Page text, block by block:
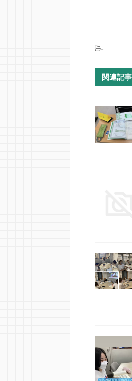
-
関連記事